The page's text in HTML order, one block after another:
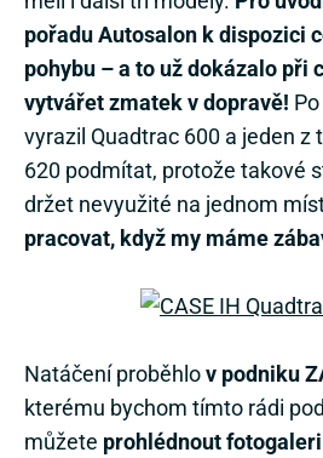
pořadu Autosalon k dispozici
pohybu – a to už dokázalo při
vytvářet zmatek v dopravě!
vyrazil Quadtrac 600 a jeden z
620 podmítat, protože takové
držet nevyužité na jednom
pracovat, když my máme
Natáčení proběhlov podniku
kterému bychom tímto rádi
můžete prohlédnout